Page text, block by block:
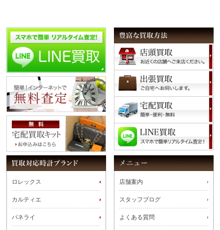
ロレックス
カルティエ
パネライ
店舗案内
スタッフブログ
よくある質問